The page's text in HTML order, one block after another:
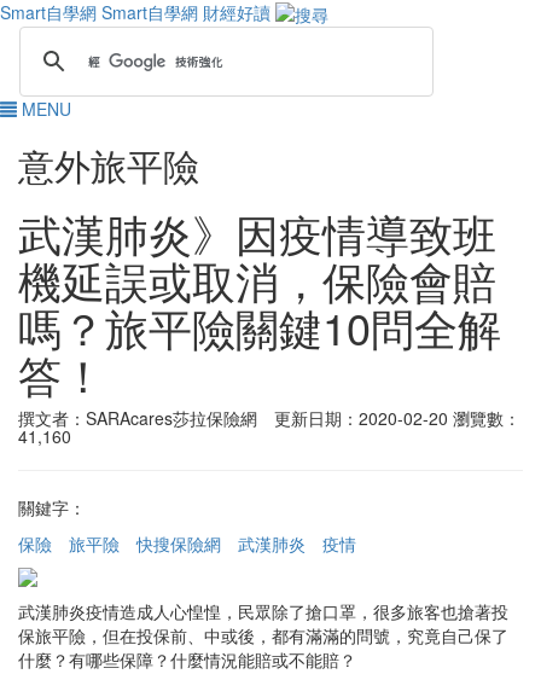
Smart自學網 Smart自學網 財經好讀
MENU
意外旅平險
武漢肺炎》因疫情導致班
機延誤或取消，保險會賠
嗎？旅平險關鍵10問全解
答！
撰文者：SARAcares莎拉保險網 更新日期：2020-02-20 瀏覽數：
41,160
關鍵字：
保險
旅平險 快搜保險網 武漢肺炎 疫情
武漢肺炎疫情造成人心惶惶，民眾除了搶口罩，很多旅客也搶著投
保旅平險，但在投保前、中或後，都有滿滿的問號，究竟自己保了
什麼？有哪些保障？什麼情況能賠或不能賠？